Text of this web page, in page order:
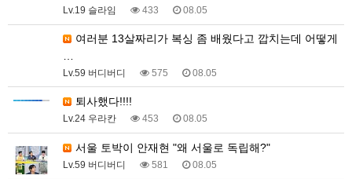
Lv.19 슬라임 433 08.05
Lv.59 버디버디 575 08.05
퇴사했다!!!!
Lv.24 우라칸 453 08.05
서울 토박이 안재현 "왜 서울로 독립해?"
Lv.59 버디버디 581 08.05